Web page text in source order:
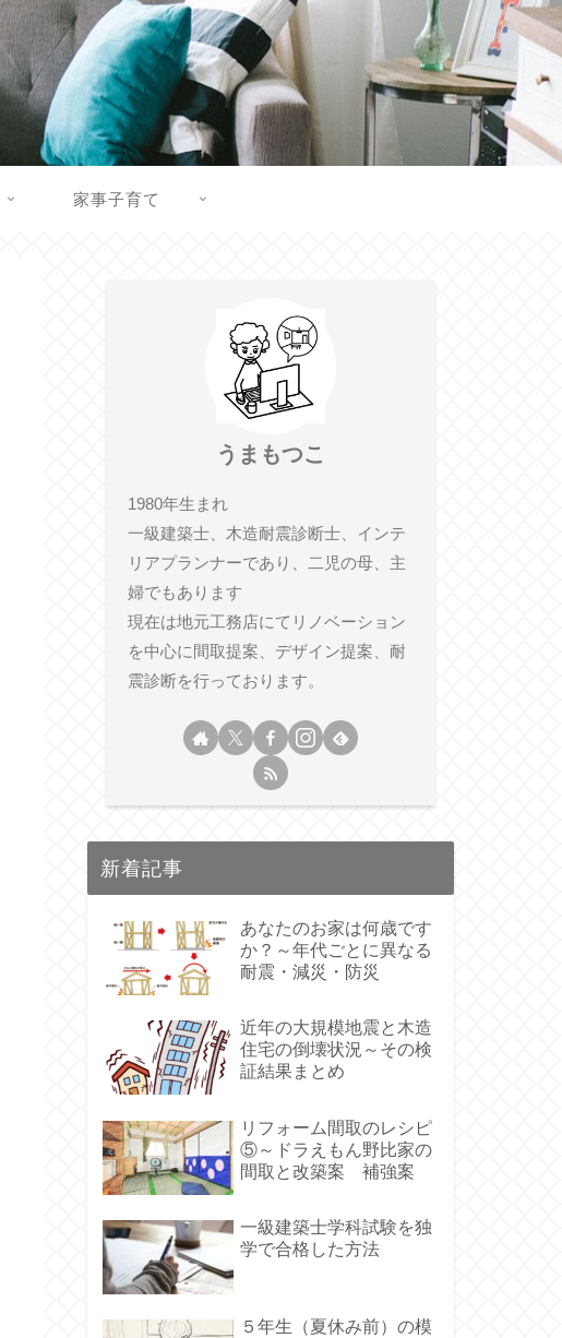
家事子育て
うまもつこ
1980年生まれ
一級建築士、木造耐震診断士、インテ
リアプランナーであり、二児の母、主
婦でもあります
現在は地元工務店にてリノベーション
を中心に間取提案、デザイン提案、耐
震診断を行っております。
新着記事
あなたのお家は何歳です
か？～年代ごとに異なる
耐震・減災・防災
近年の大規模地震と木造
住宅の倒壊状況～その検
証結果まとめ
リフォーム間取のレシピ
⑤～ドラえもん野比家の
間取と改築案 補強案
一級建築士学科試験を独
学で合格した方法
５年生（夏休み前）の模